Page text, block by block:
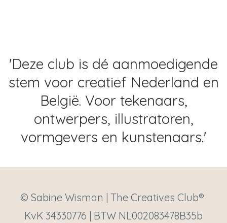
'Deze club is dé aanmoedigende
stem voor creatief Nederland en
België. Voor tekenaars,
ontwerpers, illustratoren,
vormgevers en kunstenaars.'
© Sabine Wisman | The Creatives Club®
KvK 34330776 | BTW NL002083478B35b